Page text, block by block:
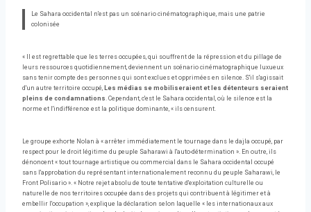
Le Sahara occidental n'est pas un scénario cinématographique, mais une patrie
colonisée
« Il est regrettable que les terres occupées, qui souffrent de la répression et du pillage de
leurs ressources quotidiennement, deviennent un scénario cinématographique luxueux
sans tenir compte des personnes qui sont exclues et opprimées en silence. S'il s'agissait
d'un autre territoire occupé, Les médias se mobiliseraient et les détenteurs seraient
pleins de condamnations. Cependant, c'est le Sahara occidental, où le silence est la
norme et l'indifférence est la politique dominante, « ils censurent.
Le groupe exhorte Nolan à « arrêter immédiatement le tournage dans le dajla occupé, par
respect pour le droit légitime du peuple Saharawi à l'auto-détermination ». En outre, ils
dénoncent « tout tournage artistique ou commercial dans le Sahara occidental occupé
sans l'approbation du représentant internationalement reconnu du peuple Saharawi, le
Front Polisario ». « Notre rejet absolu de toute tentative d'exploitation culturelle ou
naturelle de nos territoires occupée dans des projets qui contribuent à légitimer et à
embellir l'occupation », explique la déclaration selon laquelle « les internationaux aux